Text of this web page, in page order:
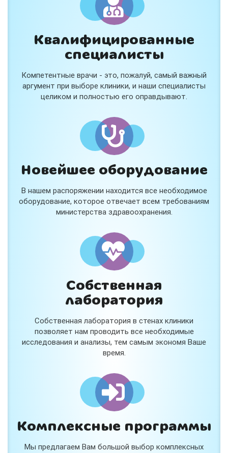
Квалифицированные
специалисты
Компетентные врачи - это, пожалуй, самый важный
аргумент при выборе клиники, и наши специалисты
целиком и полностью его оправдывают.
Новейшее оборудование
В нашем распоряжении находится все необходимое
оборудование, которое отвечает всем требованиям
министерства здравоохранения.
Собственная
лаборатория
Собственная лаборатория в стенах клиники
позволяет нам проводить все необходимые
исследования и анализы, тем самым экономя Ваше
время.
Комплексные программы
Мы предлагаем Вам большой выбор комплексных
Консультация ортопеда +
тейпирование за 1 приём
Вас или вашего ребёнка беспокоят:
- боли в спине, шее, коленях или ногах?
- дискомфорт после спорта и нагрузок?
В «Медлэнд» принимает известный ортопед-
травматолог Шехмаметьев Али Зарефуллович
В прием входит:
✔️ Осмотр и консультация врача
✔️ Рекомендации по вашей ситуации
✔️Тейпирование
спортсменам и беременным женщинам.
Специальная цена — 3000 ₽.
и расскажем подробнее!
Нет, спасибо
Я согласен на обработкуперсональных данных
Работает наСтримвуд